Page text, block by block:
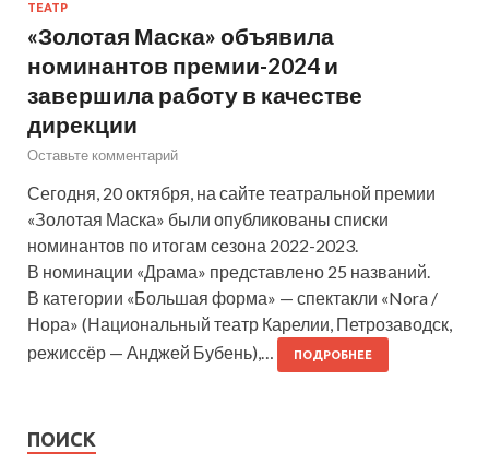
ТЕАТР
«Золотая Маска» объявила
номинантов премии-2024 и
завершила работу в качестве
дирекции
Оставьте комментарий
Сегодня, 20 октября, на сайте театральной премии
«Золотая Маска» были опубликованы списки
номинантов по итогам сезона 2022-2023.
В номинации «Драма» представлено 25 названий.
В категории «Большая форма» — спектакли «Nora /
Нора» (Национальный театр Карелии, Петрозаводск,
режиссёр — Анджей Бубень),…
ПОДРОБНЕЕ
ПОИСК